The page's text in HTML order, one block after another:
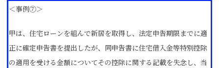
＜事例⑦＞
甲は、住宅ローンを組んで新居を取得し、法定申告期限までに適
正に確定申告書を提出したが、同申告書に住宅借入金等特別控除
の適用を受ける金額についてその控除に関する記載を失念し、当